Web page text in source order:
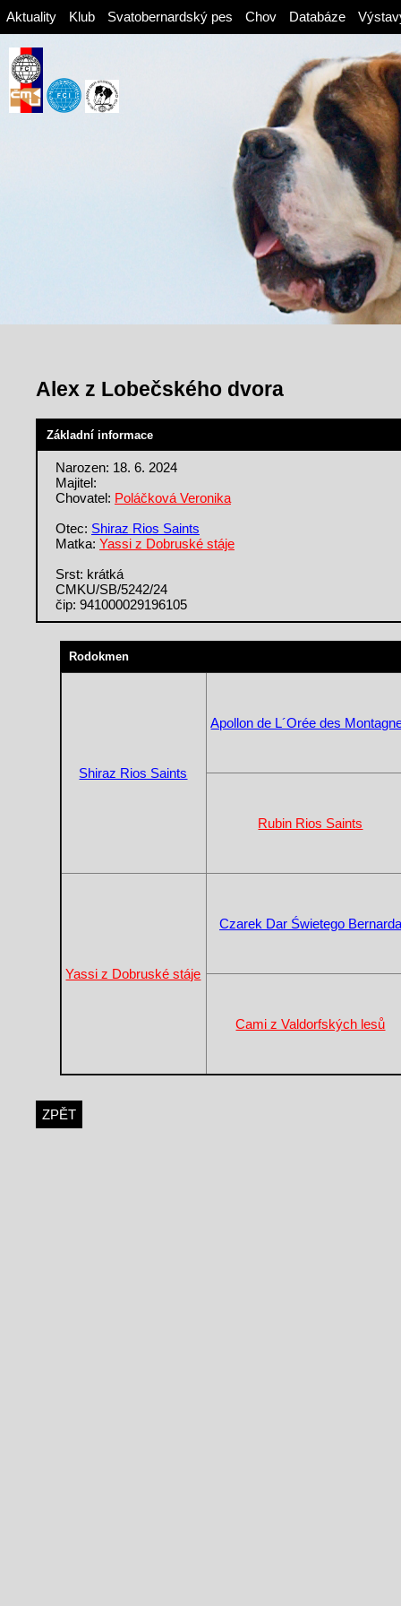
Aktuality Klub Svatobernardský pes Chov Databáze
Alex z Lobečského dvora
Základní informace
Narozen: 18. 6. 2024
Majitel:
Chovatel: Poláčková Veronika
Otec: Shiraz Rios Saints
Matka: Yassi z Dobruské stáje
Srst: krátká
CMKU/SB/5242/24
čip: 941000029196105
Rodokmen
Shiraz Rios Saints
Apollon de L´Orée des
Rubin Rios Saints
Yassi z Dobruské stáje
Czarek Dar Świetego Bernarda
Cami z Valdorfských lesů
ZPĚT